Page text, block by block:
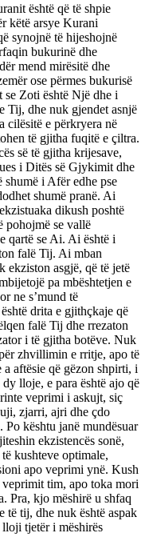
është që të shpie
këtë arsye Kurani
synojnë të hijeshojnë
bukurinë dhe
mend mirësitë dhe
ose përmes bukurisë
se Zoti është Një dhe i
Tij, dhe nuk gjendet asnjë
cilësitë e përkryera në
të gjitha fuqitë e çiltra.
së të gjitha krijesave,
i Ditës së Gjykimit dhe
i Afër edhe pse
shumë pranë. Ai
dikush poshtë
pohojmë se vallë
qartë se Ai. Ai është i
falë Tij. Ai mban
ekziston asgjë, që të jetë
pa mbështetjen e
ne s’mund të
drita e gjithçkaje që
falë Tij dhe rrezaton
i të gjitha botëve. Nuk
zhvillimin e rritje, apo të
aftësie që gëzon shpirti, i
lloje, e para është ajo që
veprimi i askujt, siç
zjarri, ajri dhe çdo
Po kështu janë mundësuar
ekzistencës sonë,
kushteve optimale,
apo veprimi ynë. Kush
tim, apo toka mori
Pra, kjo mëshirë u shfaq
të tij, dhe nuk është aspak
tjetër i mëshirës